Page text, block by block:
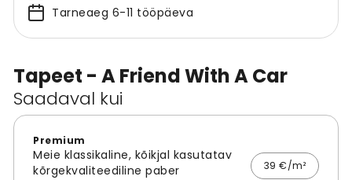
Tapeet - A Friend With A Car
Saadaval kui
Premium
Meie klassikaline, kõikjal kasutatav
kõrgekvaliteediline paber
39 €/m²
Tarneaeg 6-11 tööpäeva